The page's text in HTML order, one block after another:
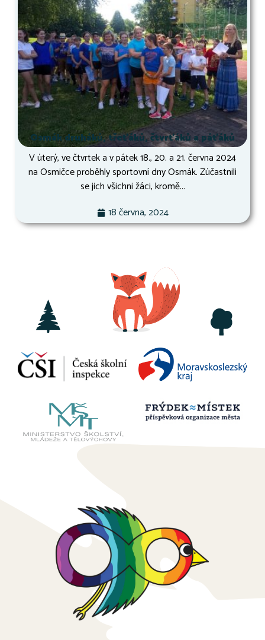
Osmák druháků, třeťáků, čtvrťáků a páťáků
V úterý, ve čtvrtek a v pátek 18., 20. a 21. června 2024
na Osmičce proběhly sportovní dny Osmák. Zúčastnili
se jich všichni žáci, kromě...
18 června, 2024